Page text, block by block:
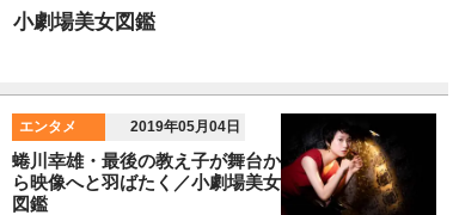
小劇場美女図鑑
エンタメ 2019年05月04日
蜷川幸雄・最後の教え子が舞台か
ら映像へと羽ばたく／小劇場美女
図鑑